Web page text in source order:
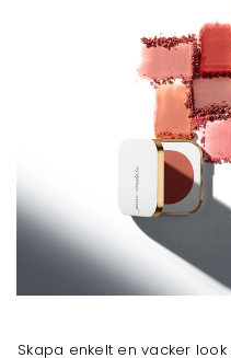
Skapa enkelt en vacker